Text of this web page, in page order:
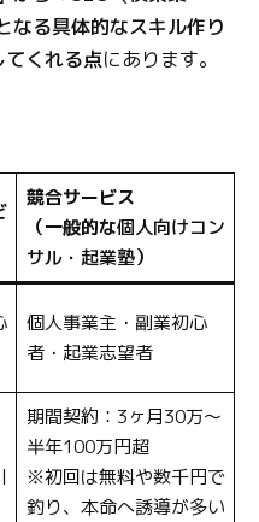
なる具体的なスキル作り
くれる点にあります。
競合サービス
（一般的な個人向けコン
サル・起業塾）
個人事業主・副業初心
者・起業志望者
期間契約：3ヶ月30万〜
半年100万円超
※初回は無料や数千円で
釣り、本命へ誘導が多い